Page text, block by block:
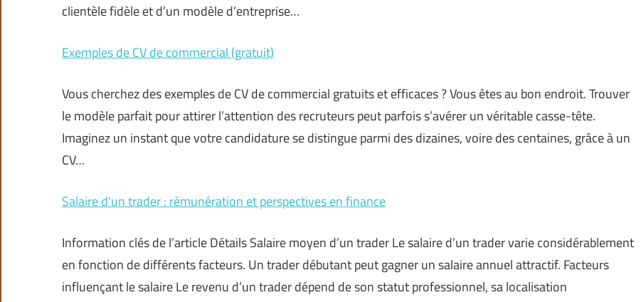
clientèle fidèle et d’un modèle d’entreprise…
Exemples de CV de commercial (gratuit)
Vous cherchez des exemples de CV de commercial gratuits et efficaces ? Vous êtes au bon endroit. Trouver
le modèle parfait pour attirer l’attention des recruteurs peut parfois s’avérer un véritable casse-tête.
Imaginez un instant que votre candidature se distingue parmi des dizaines, voire des centaines, grâce à un
CV…
Salaire d’un trader : rémunération et perspectives en finance
Information clés de l’article Détails Salaire moyen d’un trader Le salaire d’un trader varie considérablement
en fonction de différents facteurs. Un trader débutant peut gagner un salaire annuel attractif. Facteurs
influençant le salaire Le revenu d’un trader dépend de son statut professionnel, sa localisation